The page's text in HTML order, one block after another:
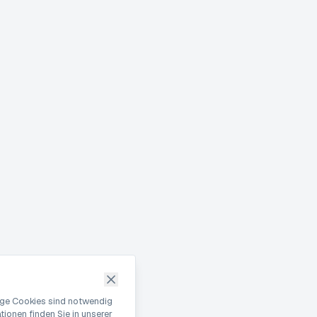
Cookies sind notwendig
finden Sie in unserer